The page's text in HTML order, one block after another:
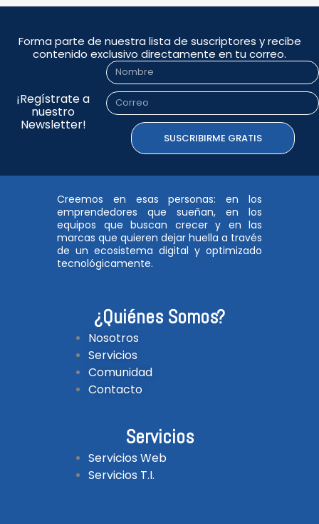
Forma parte de nuestra lista de suscriptores y recibe
contenido exclusivo directamente en tu correo.
¡Regístrate a
nuestro
Newsletter!
Nombre
Correo
SUSCRIBIRME GRATIS
Creemos en esas personas: en los
emprendedores que sueñan, en los
equipos que buscan crecer y en las
marcas que quieren dejar huella a través
de un ecosistema digital y optimizado
tecnológicamente.
¿Quiénes Somos?
Nosotros
Servicios
Comunidad
Contacto
Servicios
Servicios Web
Servicios T.I.